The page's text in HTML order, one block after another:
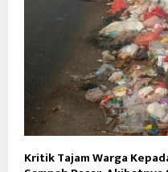
Kritik Tajam Warga